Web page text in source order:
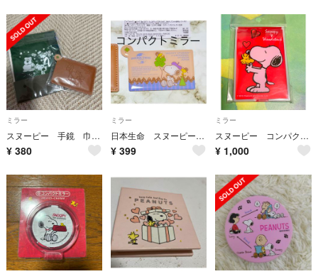
ミラー
スヌーピー 手鏡 巾着 セット
¥ 380
ミラー
日本生命 スヌーピー コンパクトミラー
¥ 399
ミラー
スヌーピー コンパクト ミラー 2012 撮影のため開封 日本製
¥ 1,000